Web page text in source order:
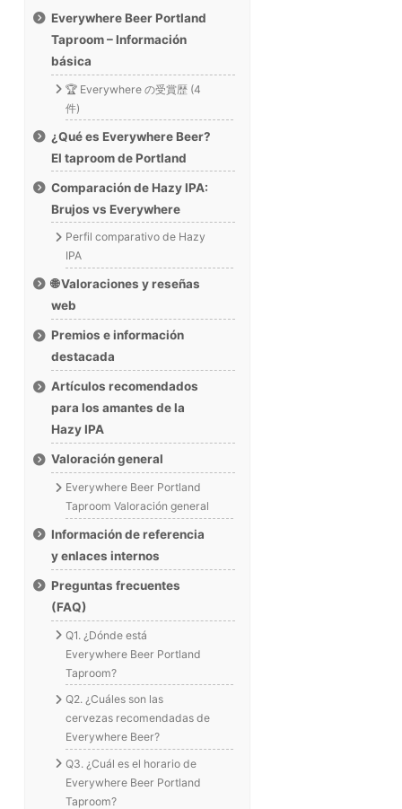
Everywhere Beer Portland
Taproom – Información
básica
🏆 Everywhere の受賞歴 (4
件)
¿Qué es Everywhere Beer?
El taproom de Portland
Comparación de Hazy IPA:
Brujos vs Everywhere
Perfil comparativo de Hazy
IPA
🌐 Valoraciones y reseñas
web
Premios e información
destacada
Artículos recomendados
para los amantes de la
Hazy IPA
Valoración general
Everywhere Beer Portland
Taproom Valoración general
Información de referencia
y enlaces internos
Preguntas frecuentes
(FAQ)
Q1. ¿Dónde está
Everywhere Beer Portland
Taproom?
Q2. ¿Cuáles son las
cervezas recomendadas de
Everywhere Beer?
Q3. ¿Cuál es el horario de
Everywhere Beer Portland
Taproom?